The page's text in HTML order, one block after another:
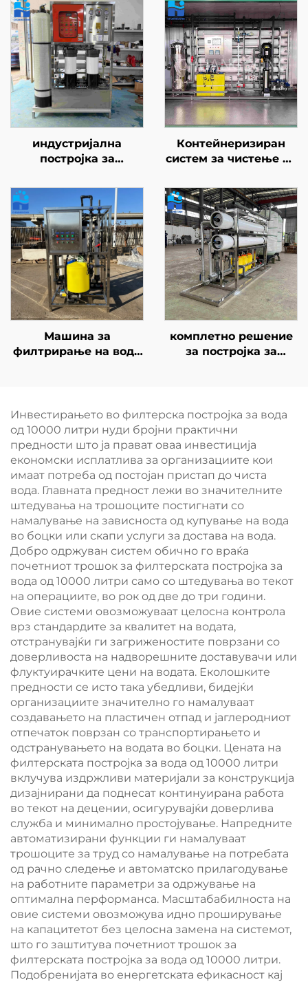
индустријална
постројка за
вода со капацитет 10
т/ден, SWRO-систем
за третман на вода за
пијачна употреба
Контейнеризиран
систем за чистење на
постројка за третман
на вода со реверзно
осмоза, машина за
реверзно осмоза за
индустријална
филтрација на вода
Машина за
филтрирање на вода
двојна филтрација, 20
литри, за продажба
комплетно решение
за постројка за
систем за обратна
осмоза за општинска
снабдување
Инвестирањето во филтерска постројка за вода
од 10000 литри нуди бројни практични
предности што ја прават оваа инвестиција
економски исплатлива за организациите кои
имаат потреба од постојан пристап до чиста
вода. Главната предност лежи во значителните
штедувања на трошоците постигнати со
намалување на зависноста од купување на вода
во боцки или скапи услуги за достава на вода.
Добро одржуван систем обично го враќа
почетниот трошок за филтерската постројка за
вода од 10000 литри само со штедувања во текот
на операциите, во рок од две до три години.
Овие системи овозможуваат целосна контрола
врз стандардите за квалитет на водата,
отстранувајќи ги загриженостите поврзани со
доверливоста на надворешните доставувачи или
флуктуирачките цени на водата. Еколошките
предности се исто така убедливи, бидејќи
организациите значително го намалуваат
создавањето на пластичен отпад и јаглеродниот
отпечаток поврзан со транспортирањето и
одстранувањето на водата во боцки. Цената на
филтерската постројка за вода од 10000 литри
вклучува издржливи материјали за конструкција
дизајнирани да поднесат континуирана работа
во текот на децении, осигурувајќи доверлива
служба и минимално простојување. Напредните
автоматизирани функции ги намалуваат
трошоците за труд со намалување на потребата
од рачно следење и автоматско прилагодување
на работните параметри за одржување на
оптимална перформанса. Масштабабилноста на
овие системи овозможува идно проширување
на капацитетот без целосна замена на системот,
што го заштитува почетниот трошок за
филтерската постројка за вода од 10000 литри.
Подобренијата во енергетската ефикасност кај